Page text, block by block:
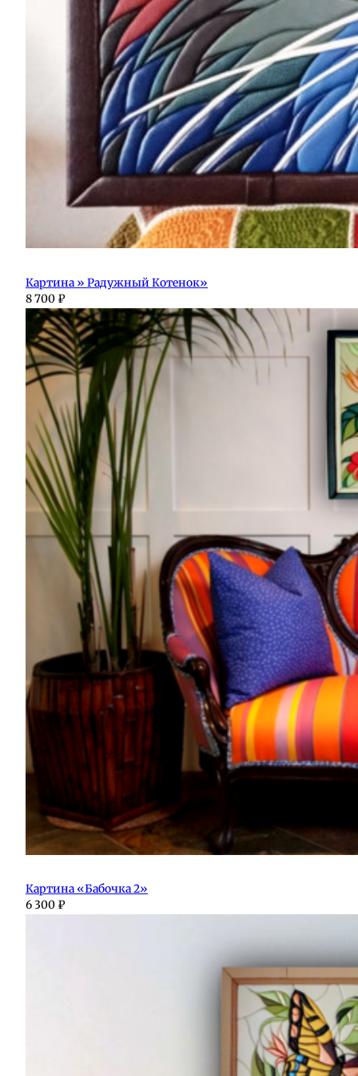
Картина » Радужный Котенок»
8 700 ₽
Картина «Бабочка 2»
6 300 ₽